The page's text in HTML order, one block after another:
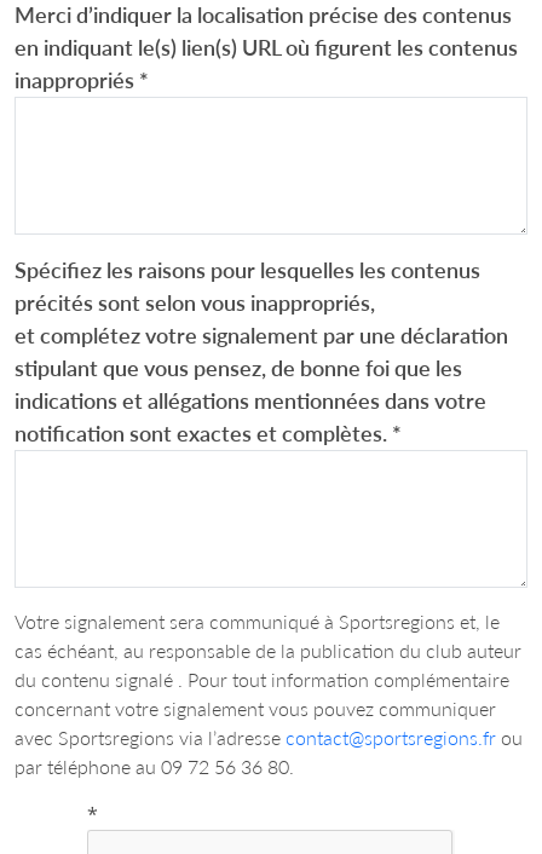
Merci d’indiquer la localisation précise des contenus
en indiquant le(s) lien(s) URL où figurent les contenus
inappropriés *
Spécifiez les raisons pour lesquelles les contenus
précités sont selon vous inappropriés,
et complétez votre signalement par une déclaration
stipulant que vous pensez, de bonne foi que les
indications et allégations mentionnées dans votre
notification sont exactes et complètes. *
Votre signalement sera communiqué à Sportsregions et, le
cas échéant, au responsable de la publication du club auteur
du contenu signalé . Pour tout information complémentaire
concernant votre signalement vous pouvez communiquer
avec Sportsregions via l’adresse contact@sportsregions.fr ou
par téléphone au 09 72 56 36 80.
*